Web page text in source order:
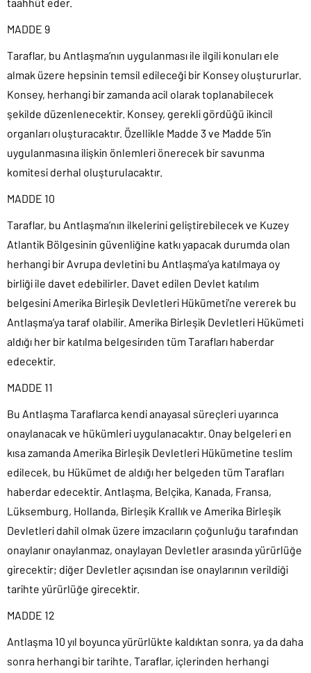
MADDE 9
Taraflar, bu Antlaşma’nın uygulanması ile ilgili konuları ele
almak üzere hepsinin temsil edileceği bir Konsey oluştururlar.
Konsey, herhangi bir zamanda acil olarak toplanabilecek
şekilde düzenlenecektir. Konsey, gerekli gördüğü ikincil
organları oluşturacaktır. Özellikle Madde 3 ve Madde 5’in
uygulanmasına ilişkin önlemleri önerecek bir savunma
komitesi derhal oluşturulacaktır.
MADDE 10
Taraflar, bu Antlaşma’nın ilkelerini geliştirebilecek ve Kuzey
Atlantik Bölgesinin güvenliğine katkı yapacak durumda olan
herhangi bir Avrupa devletini bu Antlaşma’ya katılmaya oy
birliği ile davet edebilirler. Davet edilen Devlet katılım
belgesini Amerika Birleşik Devletleri Hükümeti’ne vererek bu
Antlaşma’ya taraf olabilir. Amerika Birleşik Devletleri Hükümeti
aldığı her bir katılma belgesirıden tüm Tarafları haberdar
edecektir.
MADDE 11
Bu Antlaşma Taraflarca kendi anayasal süreçleri uyarınca
onaylanacak ve hükümleri uygulanacaktır. Onay belgeleri en
kısa zamanda Amerika Birleşik Devletleri Hükümetine teslim
edilecek, bu Hükümet de aldığı her belgeden tüm Tarafları
haberdar edecektir. Antlaşma, Belçika, Kanada, Fransa,
Lüksemburg, Hollanda, Birleşik Krallık ve Amerika Birleşik
Devletleri dahil olmak üzere imzacıların çoğunluğu tarafından
onaylanır onaylanmaz, onaylayan Devletler arasında yürürlüğe
girecektir; diğer Devletler açısından ise onaylarının verildiği
tarihte yürürlüğe girecektir.
MADDE 12
Antlaşma 10 yıl boyunca yürürlükte kaldıktan sonra, ya da daha
sonra herhangi bir tarihte, Taraflar, içlerinden herhangi